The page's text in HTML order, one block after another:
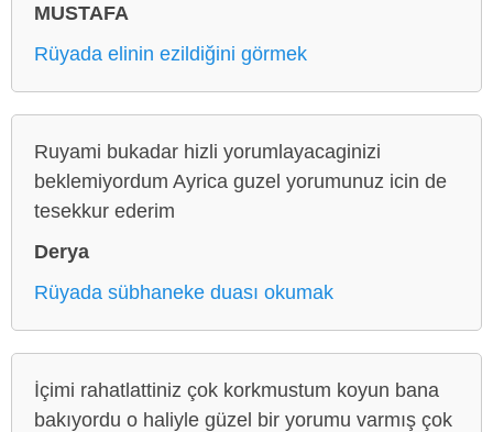
MUSTAFA
Rüyada elinin ezildiğini görmek
Ruyami bukadar hizli yorumlayacaginizi
beklemiyordum Ayrica guzel yorumunuz icin de
tesekkur ederim
Derya
Rüyada sübhaneke duası okumak
İçimi rahatlattiniz çok korkmustum koyun bana
bakıyordu o haliyle güzel bir yorumu varmış çok